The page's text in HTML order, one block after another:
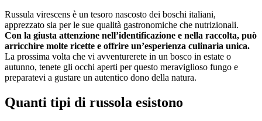
Russula virescens è un tesoro nascosto dei boschi italiani,
apprezzato sia per le sue qualità gastronomiche che nutrizionali.
Con la giusta attenzione nell’identificazione e nella raccolta, può
arricchire molte ricette e offrire un’esperienza culinaria unica.
La prossima volta che vi avventurerete in un bosco in estate o
autunno, tenete gli occhi aperti per questo meraviglioso fungo e
preparatevi a gustare un autentico dono della natura.
Quanti tipi di russola esistono